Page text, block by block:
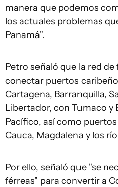
manera que podemos
los actuales problemas
Panamá".
Petro señaló que la red
conectar puertos
Cartagena, Barranquilla,
Libertador, con Tumaco y
Pacífico, así como
Cauca, Magdalena y los
Por ello, señaló que "se
férreas" para convertir a